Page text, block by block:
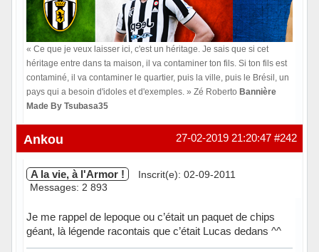
« Ce que je veux laisser ici, c'est un héritage. Je sais que si cet
héritage entre dans ta maison, il va contaminer ton fils. Si ton fils est
contaminé, il va contaminer le quartier, puis la ville, puis le Brésil, un
pays qui a besoin d'idoles et d'exemples. » Zé Roberto Bannière
Made By Tsubasa35
Hors ligne #242
27-02-2019 21:20:47
Ankou
A la vie, à l'Armor !
Inscrit(e): 02-09-2011
Messages: 2 893
Je me rappel de lepoque ou c’était un paquet de chips
géant, là légende racontais que c’était Lucas dedans ^^